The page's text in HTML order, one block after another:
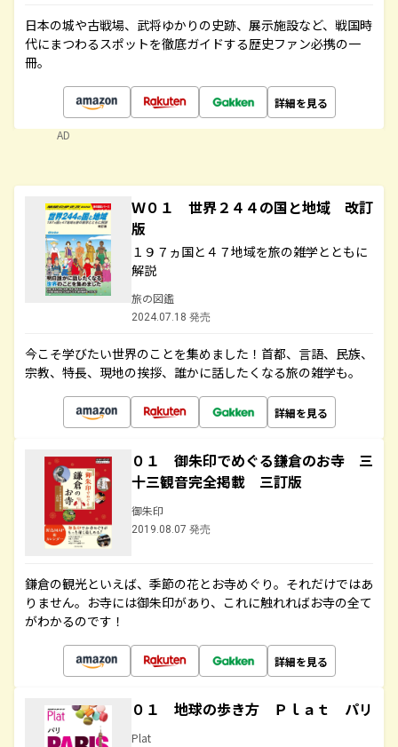
日本の城や古戦場、武将ゆかりの史跡、展示施設など、戦国時
代にまつわるスポットを徹底ガイドする歴史ファン必携の一
冊。
詳細を見る
AD
Ｗ０１ 世界２４４の国と地域 改訂
版
１９７ヵ国と４７地域を旅の雑学とともに
解説
旅の図鑑
2024.07.18 発売
今こそ学びたい世界のことを集めました！首都、言語、民族、
宗教、特長、現地の挨拶、誰かに話したくなる旅の雑学も。
詳細を見る
０１ 御朱印でめぐる鎌倉のお寺 三
十三観音完全掲載 三訂版
御朱印
2019.08.07 発売
鎌倉の観光といえば、季節の花とお寺めぐり。それだけではあ
りません。お寺には御朱印があり、これに触れればお寺の全て
がわかるのです！
詳細を見る
０１ 地球の歩き方 Ｐｌａｔ パリ
Plat